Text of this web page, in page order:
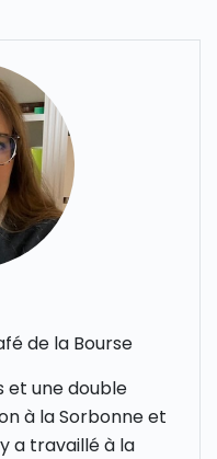
de la Bourse
et une double
à la Sorbonne et
a travaillé à la